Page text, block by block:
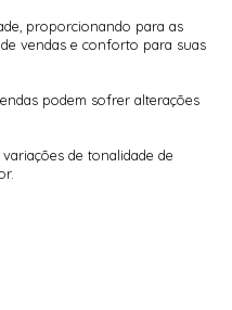
proporcionando para as
vendas e conforto para suas
podem sofrer alterações
de tonalidade de